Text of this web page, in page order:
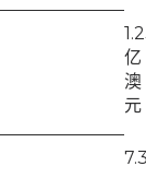
亿
澳
元